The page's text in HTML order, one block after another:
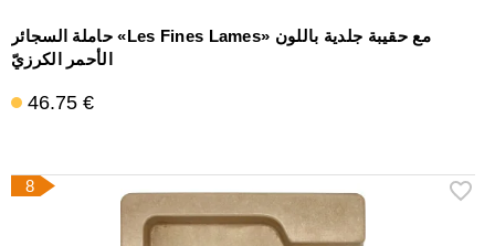
حاملة السجائر «Les Fines Lames» مع حقيبة جلدية باللون
الأحمر الكرزيّ
46.75 €
8